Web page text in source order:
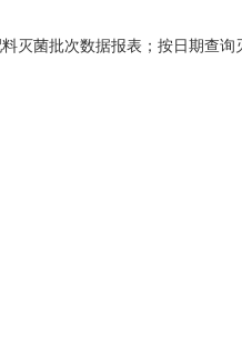
灭菌批次数据报表；按日期查询